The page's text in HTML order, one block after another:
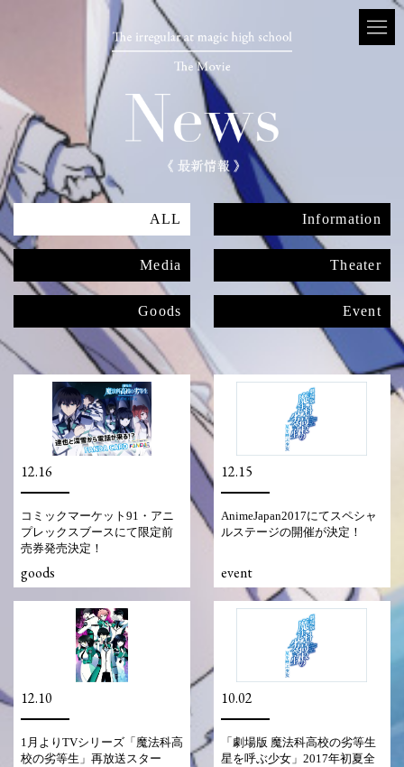
ALL Information
Media Theater
Goods Event
12.16
コミックマーケット91・アニ
プレックスブースにて限定前
売券発売決定！
goods
12.15
AnimeJapan2017にてスペシャ
ルステージの開催が決定！
event
12.10
1月よりTVシリーズ「魔法科高
校の劣等生」再放送スター
10.02
「劇場版 魔法科高校の劣等生
星を呼ぶ少女」2017年初夏全